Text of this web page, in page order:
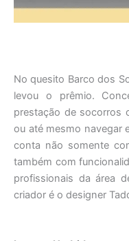
No quesito Barco dos
levou o prêmio.
prestação de socorros
ou até mesmo navegar
conta não somente
também com
profissionais da área
criador é o designer